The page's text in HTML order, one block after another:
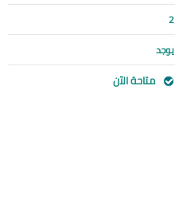
2
يوجد
متاحة الآن